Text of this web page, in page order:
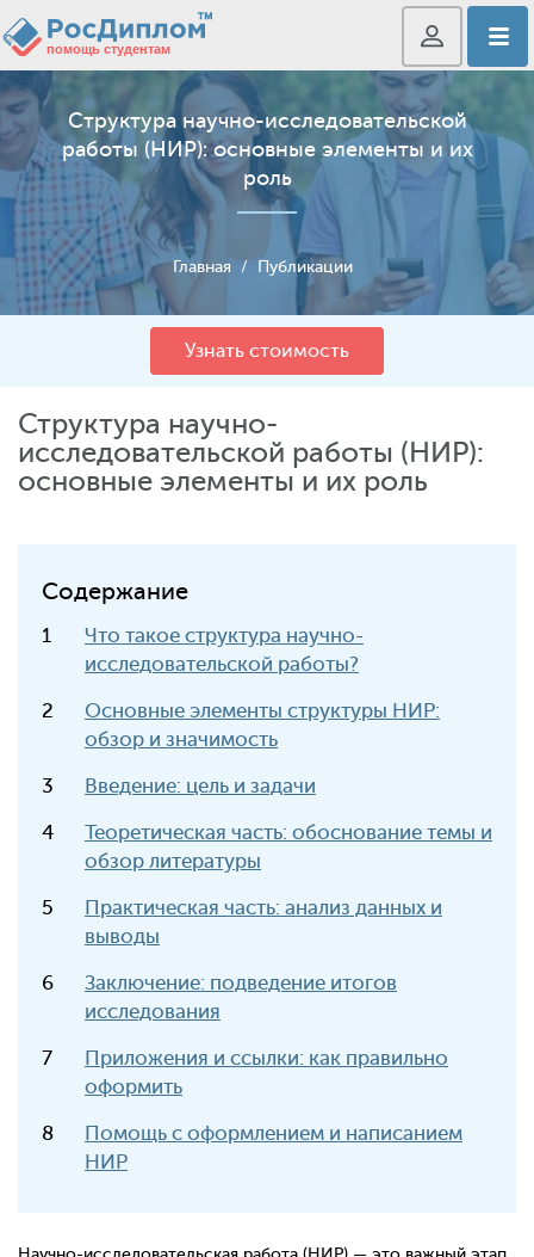
Структура научно-исследовательской
работы (НИР): основные элементы и их
роль
Главная / Публикации
Узнать стоимость
Структура научно-
исследовательской работы (НИР):
основные элементы и их роль
Содержание
Что такое структура научно-
исследовательской работы?
Основные элементы структуры НИР:
обзор и значимость
Введение: цель и задачи
Теоретическая часть: обоснование темы и
обзор литературы
Практическая часть: анализ данных и
выводы
Заключение: подведение итогов
исследования
Приложения и ссылки: как правильно
оформить
Помощь с оформлением и написанием
НИР